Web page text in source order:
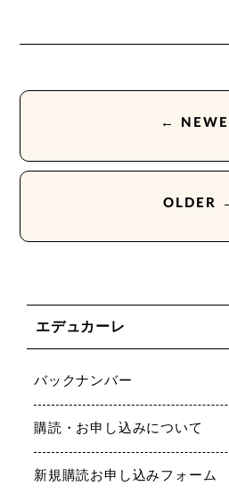
←
OLDER
エデュカーレ
バックナンバー
購読・お申し込みについて
新規購読お申し込みフォーム